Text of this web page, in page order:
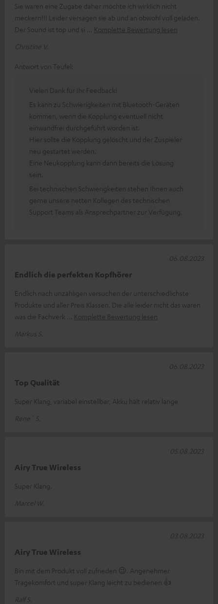
Sie waren eine Zugabe daher möchte ich wirklich nicht
meckern!!! Leider versagen sie ab und an obwohl voll geladen.
Der Sound ist top und si
Komplette Bewertung lesen
Christine V.
Antwort von Teufel:
Vielen Dank für Ihr Feedback!
Es kann zu Schwierigkeiten mit Bluetooth-Geräten
kommen, wenn die Kopplung eventuell nicht
einwandfrei durchgeführt worden ist.
Hier sollte die Kopplung gelöscht und der Zuspieler
neu gestartet werden.
Eine Neukopplung kann dann bereits die Lösung
sein.
Bei technischen Schwierigkeiten stehen Ihnen auch
gerne unsere netten Kollegen des technischen
Support Teams als Ansprechpartner zur Verfügung.
Endlich die perfekten Kopfhörer
Endlich nach unzähligen versuchen der unterschiedlichste
Produkte und aller Preis Klassen. Die alle leider nicht das waren
was die Fachverk
Komplette Bewertung lesen
Markus S.
06.08.2023
Top Qualität
Super Klang, variabel einstellbar, Akku hält relativ lange
Rene´ S.
06.08.2023
Airy True Wireless
Super Klang.
Marcel W.
05.08.2023
Airy True Wireless
Bin mit dem Produkt voll zufrieden 😉. Angenehmer
Tragekomfort und super Klang leicht zu bedienen 👍
Ralf S.
03.08.2023